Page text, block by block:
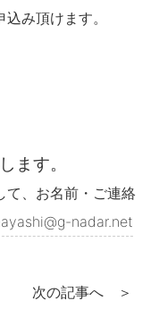
み頂けます。
ます。
て、お名前・ご連絡
nadar.net
次の記事へ ＞